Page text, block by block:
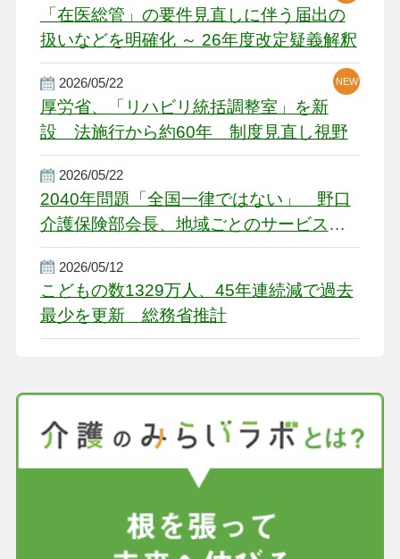
「在医総管」の要件見直しに伴う届出の
扱いなどを明確化 ～ 26年度改定疑義解釈
2026/05/22
厚労省、「リハビリ統括調整室」を新
設 法施行から約60年 制度見直し視野
NEW
2026/05/22
2040年問題「全国一律ではない」 野口
介護保険部会長、地域ごとのサービス基
盤整備を促す
2026/05/12
こどもの数1329万人、45年連続減で過去
最少を更新 総務省推計